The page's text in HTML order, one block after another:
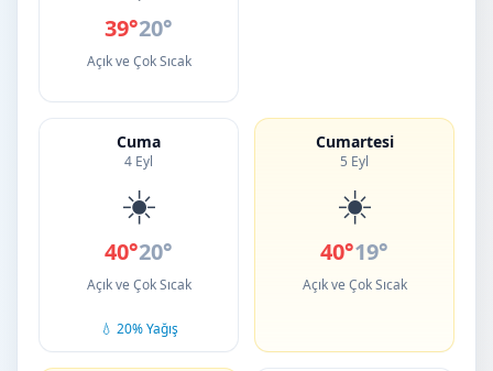
39°20°
Açık ve Çok Sıcak
Cuma
4 Eyl
☀️
40°20°
Açık ve Çok Sıcak
💧 20% Yağış
Cumartesi
5 Eyl
☀️
40°19°
Açık ve Çok Sıcak